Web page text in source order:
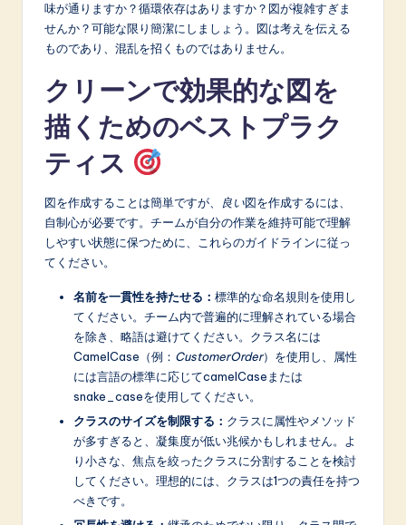
味が通りますか？循環依存はありますか？図が複雑すぎま
せんか？可能な限り簡潔にしましょう。図は考えを伝える
ものであり、混乱を招くものではありません。
クリーンで効果的な図を
描くためのベストプラク
ティス
図を作成することは簡単ですが、 良い図を作成するには、
自制心が必要です。チームが自分の作業を維持可能で理解
しやすい状態に保つために、これらのガイドラインに従っ
てください。
名前を一貫性を持たせる： 標準的な命名規則を使用し
てください。チーム内で普遍的に理解されている場合
を除き、略語は避けてください。クラス名には
CamelCase（例： CustomerOrder）を使用し、属性
には言語の標準に応じてcamelCaseまたは
snake_caseを使用してください。
クラスのサイズを制限する： クラスに属性やメソッド
が多すぎると、凝集度が低い兆候かもしれません。よ
り小さな、焦点を絞ったクラスに分割することを検討
してください。理想的には、クラスは1つの責任を持つ
べきです。